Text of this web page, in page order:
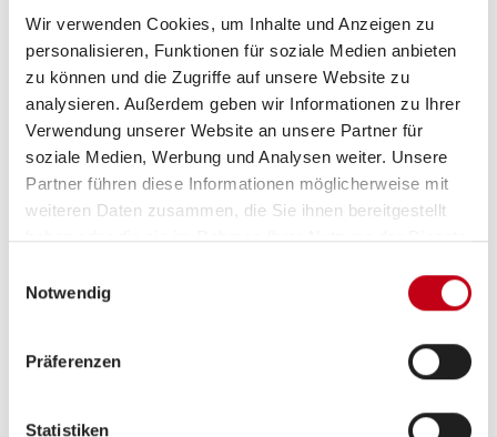
Wir verwenden Cookies, um Inhalte und Anzeigen zu
personalisieren, Funktionen für soziale Medien anbieten
zu können und die Zugriffe auf unsere Website zu
analysieren. Außerdem geben wir Informationen zu Ihrer
Verwendung unserer Website an unsere Partner für
soziale Medien, Werbung und Analysen weiter. Unsere
Partner führen diese Informationen möglicherweise mit
weiteren Daten zusammen, die Sie ihnen bereitgestellt
haben oder die sie im Rahmen Ihrer Nutzung der Dienste
Notwendig
Präferenzen
Statistiken
Schlafplätze